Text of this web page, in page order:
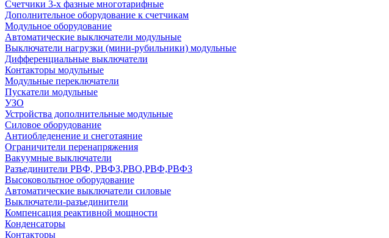
Счетчики 3-х фазные многотарифные
Дополнительное оборудование к счетчикам
Модульное оборудование
Автоматические выключатели модульные
Выключатели нагрузки (мини-рубильники) модульные
Дифференциальные выключатели
Контакторы модульные
Модульные переключатели
Пускатели модульные
УЗО
Устройства дополнительные модульные
Силовое оборудование
Антиобледенение и снеготаяние
Ограничители перенапряжения
Вакуумные выключатели
Разъединители РВФ, РВФЗ,РВО,РВФ,РВФЗ
Высоковольтное оборудование
Автоматические выключатели cиловые
Выключатели-разъединители
Компенсация реактивной мощности
Конденсаторы
Контакторы